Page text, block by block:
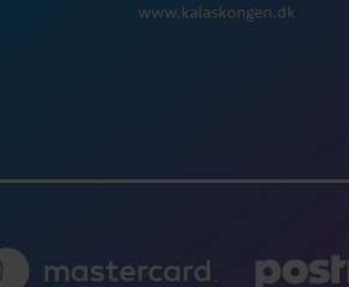
www.kalaskongen.dk